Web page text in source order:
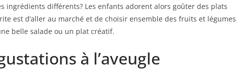
ingrédients différents? Les enfants adorent alors goûter des plats
est d’aller au marché et de choisir ensemble des fruits et légumes
belle salade ou un plat créatif.
à l’aveugle